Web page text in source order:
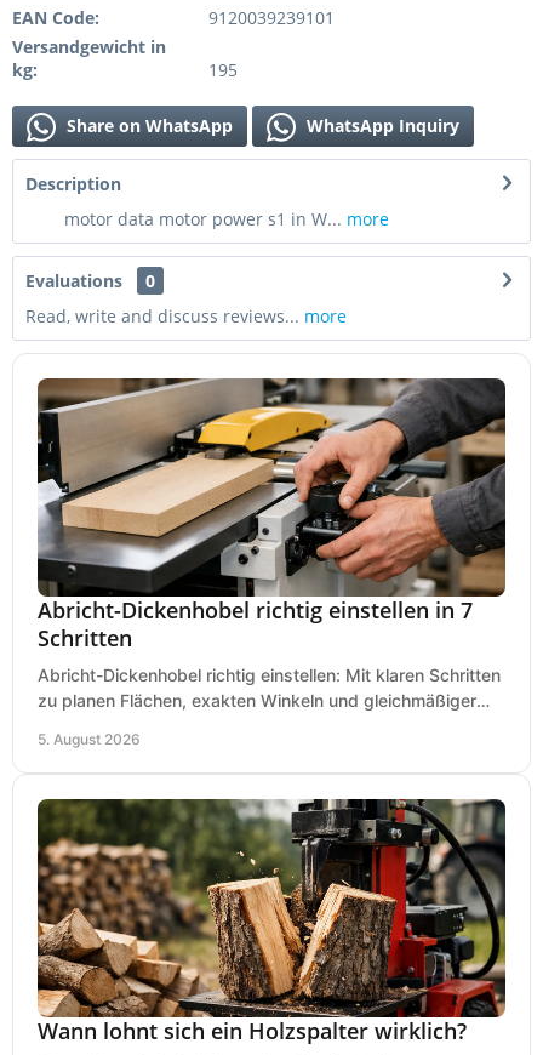
EAN Code:
9120039239101
Versandgewicht in
kg:
195
Share on WhatsApp WhatsApp Inquiry
Description
motor data motor power s1 in W... more
Evaluations
0
Read, write and discuss reviews... more
Abricht-Dickenhobel richtig einstellen in 7
Schritten
Abricht-Dickenhobel richtig einstellen: Mit klaren Schritten
zu planen Flächen, exakten Winkeln und gleichmäßiger
5. August 2026
Wann lohnt sich ein Holzspalter wirklich?